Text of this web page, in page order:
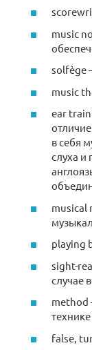
music
solfège
music
ear
в себя
слуха и
musical
playing
sight-
случае
method
технике
false,